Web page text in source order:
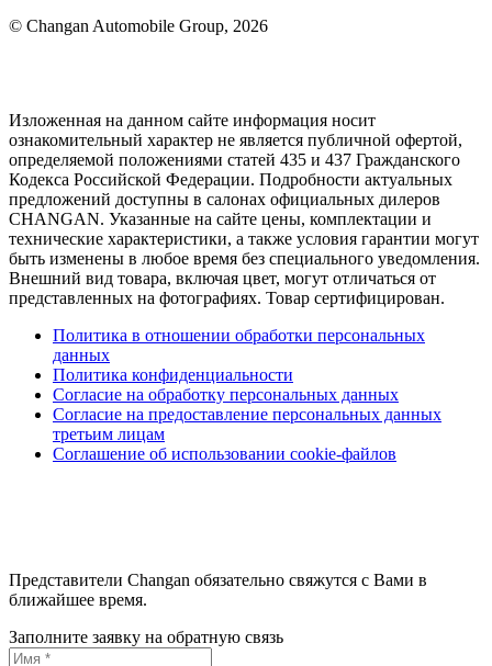
© Changan Automobile Group, 2026
Изложенная на данном сайте информация носит
ознакомительный характер не является публичной офертой,
определяемой положениями статей 435 и 437 Гражданского
Кодекса Российской Федерации. Подробности актуальных
предложений доступны в салонах официальных дилеров
CHANGAN. Указанные на сайте цены, комплектации и
технические характеристики, а также условия гарантии могут
быть изменены в любое время без специального уведомления.
Внешний вид товара, включая цвет, могут отличаться от
представленных на фотографиях. Товар сертифицирован.
Политика в отношении обработки персональных
данных
Политика конфиденциальности
Согласие на обработку персональных данных
Согласие на предоставление персональных данных
третьим лицам
Соглашение об использовании cookie-файлов
Представители Changan обязательно свяжутся с Вами в
ближайшее время.
Заполните заявку на обратную связь